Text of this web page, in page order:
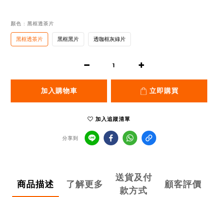
顏色 : 黑框透茶片
黑框透茶片 黑框黑片 透咖框灰綠片
加入購物車 立即購買
加入追蹤清單
分享到
商品描述 了解更多
送貨及付
款方式
顧客評價